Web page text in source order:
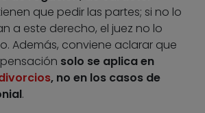
que pedir las partes; si no lo
a este derecho, el juez no lo
Además, conviene aclarar que
solo se aplica en
, no en los casos de
.